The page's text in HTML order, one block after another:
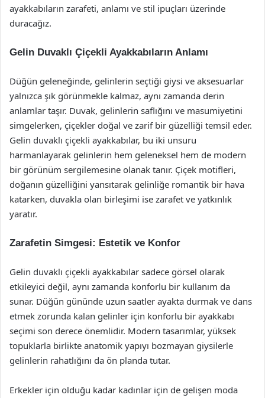
ayakkabıların zarafeti, anlamı ve stil ipuçları üzerinde
duracağız.
Gelin Duvaklı Çiçekli Ayakkabıların Anlamı
Düğün geleneğinde, gelinlerin seçtiği giysi ve aksesuarlar
yalnızca şık görünmekle kalmaz, aynı zamanda derin
anlamlar taşır. Duvak, gelinlerin saflığını ve masumiyetini
simgelerken, çiçekler doğal ve zarif bir güzelliği temsil eder.
Gelin duvaklı çiçekli ayakkabılar, bu iki unsuru
harmanlayarak gelinlerin hem geleneksel hem de modern
bir görünüm sergilemesine olanak tanır. Çiçek motifleri,
doğanın güzelliğini yansıtarak gelinliğe romantik bir hava
katarken, duvakla olan birleşimi ise zarafet ve yatkınlık
yaratır.
Zarafetin Simgesi: Estetik ve Konfor
Gelin duvaklı çiçekli ayakkabılar sadece görsel olarak
etkileyici değil, aynı zamanda konforlu bir kullanım da
sunar. Düğün gününde uzun saatler ayakta durmak ve dans
etmek zorunda kalan gelinler için konforlu bir ayakkabı
seçimi son derece önemlidir. Modern tasarımlar, yüksek
topuklarla birlikte anatomik yapıyı bozmayan giysilerle
gelinlerin rahatlığını da ön planda tutar.
Erkekler için olduğu kadar kadınlar için de gelişen moda